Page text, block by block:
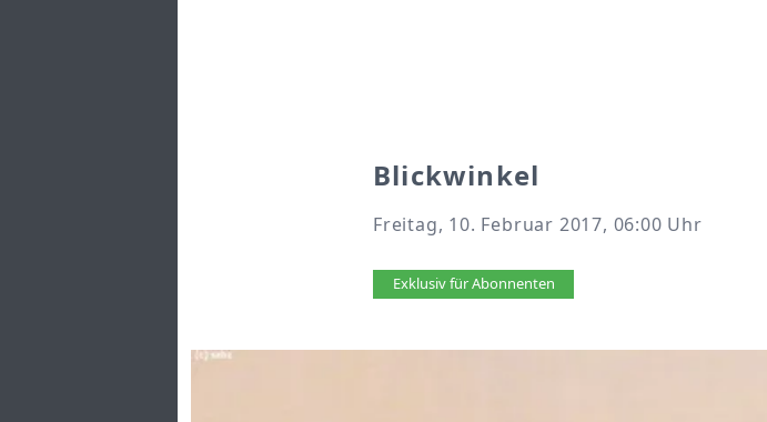
Blickwinkel
Freitag, 10. Februar 2017, 06:00 Uhr
Artikel vorlesen
Exklusiv für Abonnenten